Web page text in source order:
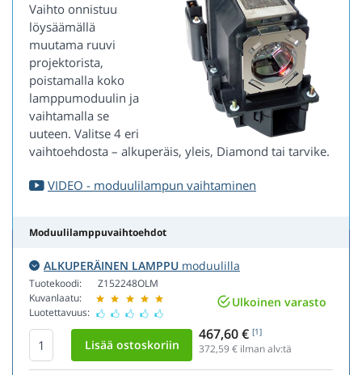
Vaihto onnistuu
löysäämällä
muutama ruuvi
projektorista,
poistamalla koko
lamppumoduulin ja
vaihtamalla se
uuteen. Valitse 4 eri
vaihtoehdosta – alkuperäis, yleis, Diamond tai tarvike.
VIDEO - moduulilampun vaihtaminen
Moduulilamppuvaihtoehdot
ALKUPERÄINEN LAMPPU moduulilla
Tuotekoodi:
Kuvanlaatu:
Luotettavuus:
Z152248OLM
Ulkoinen varasto
467,60 € [1]
372,59€ ilman alv:tä